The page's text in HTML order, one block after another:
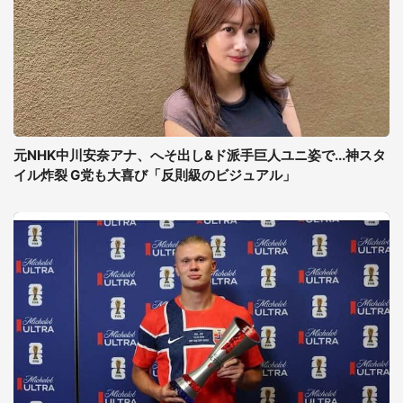
元NHK中川安奈アナ、へそ出し&ド派手巨人ユニ姿で...神スタ
イル炸裂 G党も大喜び「反則級のビジュアル」